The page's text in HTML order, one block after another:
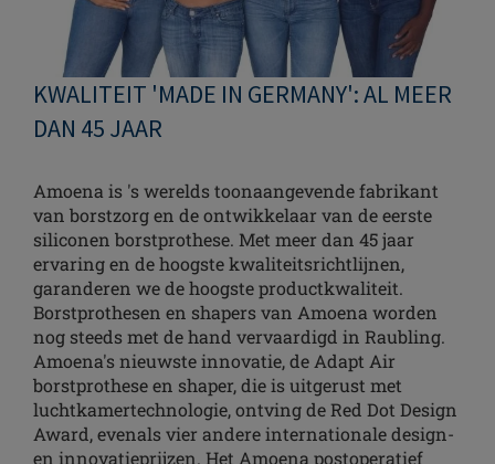
KWALITEIT 'MADE IN GERMANY': AL MEER
DAN 45 JAAR
Amoena is 's werelds toonaangevende fabrikant
van borstzorg en de ontwikkelaar van de eerste
siliconen borstprothese. Met meer dan 45 jaar
ervaring en de hoogste kwaliteitsrichtlijnen,
garanderen we de hoogste productkwaliteit.
Borstprothesen en shapers van Amoena worden
nog steeds met de hand vervaardigd in Raubling.
Amoena's nieuwste innovatie, de Adapt Air
borstprothese en shaper, die is uitgerust met
luchtkamertechnologie, ontving de Red Dot Design
Award, evenals vier andere internationale design-
en innovatieprijzen. Het Amoena postoperatief